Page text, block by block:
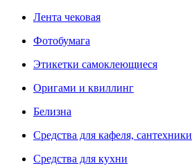
Лента чековая
Фотобумага
Этикетки самоклеющиеся
Оригами и квиллинг
Белизна
Средства для кафеля, сантехники
Средства для кухни